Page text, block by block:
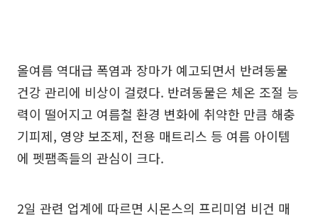
올여름 역대급 폭염과 장마가 예고되면서 반려동물
건강 관리에 비상이 걸렸다. 반려동물은 체온 조절 능
력이 떨어지고 여름철 환경 변화에 취약한 만큼 해충
기피제, 영양 보조제, 전용 매트리스 등 여름 아이템
에 펫팸족들의 관심이 크다.
2일 관련 업계에 따르면 시몬스의 프리미엄 비건 매